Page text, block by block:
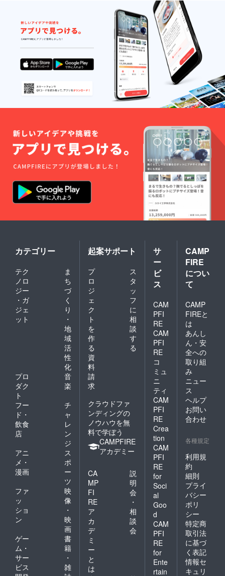
カテゴリー
テク
ノロ
ジー
・ガ
ジェ
ット
ま
ち
づ
く
り
・
地
域
活
性
化
プロ
ダク
ト
音
楽
フー
ド・
飲食
店
チ
ャ
レ
ン
ジ
アニ
メ・
漫画
ス
ポ
ー
ツ
ファ
ッ
ショ
ン
映
像
・
映
画
ゲー
ム・
サー
ビス
書
籍
・
雑
起案サポート
プ
ロ
ジ
ェ
ク
ト
を
作
る
ス
タ
ッ
フ
に
相
談
す
る
資
料
請
求
クラウドファ
ンディングの
ノウハウを無
料で学ぼう
CAMPFIRE
アカデミー
CA
MP
FI
RE
ア
カ
デ
ミ
ー
と
は
説
明
会
・
相
談
会
サ
ー
ビ
ス
CAM
PFI
RE
CAM
PFI
RE
コ
ミュ
ニ
ティ
CAM
PFI
RE
Crea
tion
CAM
PFI
RE
for
Soci
al
Goo
d
CAM
PFI
RE
for
Ente
rtain
CAMP
FIRE
につい
て
CAMP
FIREと
は
あんし
ん・安
全への
取り組
み
ニュー
ス
ヘルプ
お問い
合わせ
各種規定
利用規
約
細則
プライ
バシー
ポリ
シー
特定商
取引法
に基づ
く表記
情報セ
キュリ